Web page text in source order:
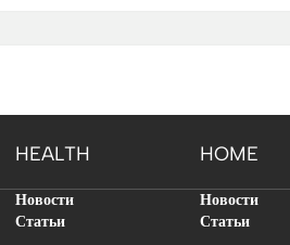
HEALTH HOME
Новости
Статьи
Новости
Статьи